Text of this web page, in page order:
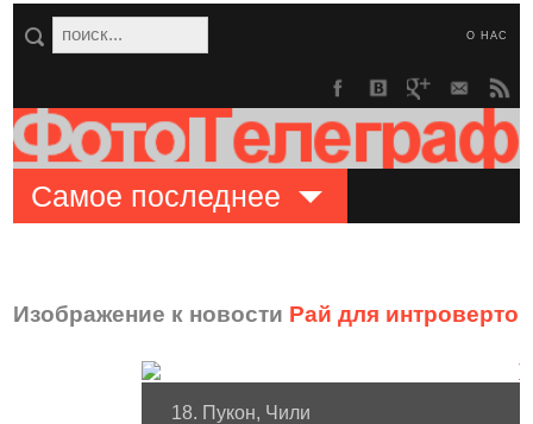
О НАС
Самое последнее
Изображение к новости Рай для интровертов
18. Пукон, Чили